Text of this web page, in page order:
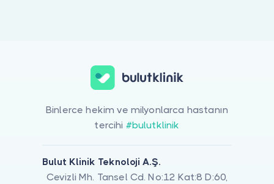
Binlerce hekim ve milyonlarca hastanın
tercihi #bulutklinik
Bulut Klinik Teknoloji A.Ş.
Cevizli Mh. Tansel Cd. No:12 Kat:8 D:60,